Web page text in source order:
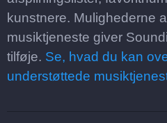
kunstnere. Mulighederne
musiktjeneste giver
tilføje. Se, hvad du kan
understøttede